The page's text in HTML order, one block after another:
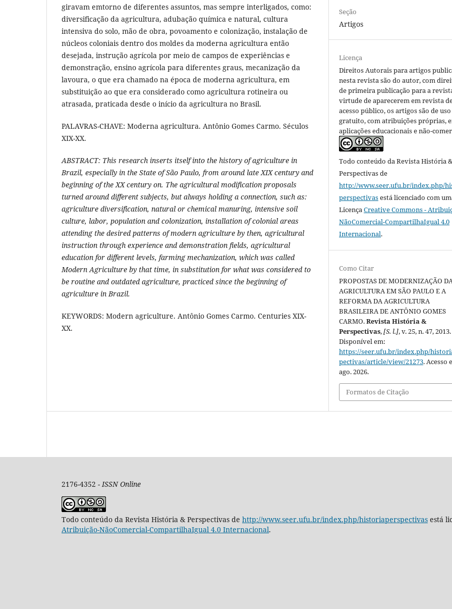
giravam emtorno de diferentes assuntos, mas sempre interligados, como:
diversificação da agricultura, adubação química e natural, cultura
intensiva do solo, mão de obra, povoamento e colonização, instalação de
núcleos coloniais dentro dos moldes da moderna agricultura então
desejada, instrução agrícola por meio de campos de experiências e
demonstração, ensino agrícola para diferentes graus, mecanização da
lavoura, o que era chamado na época de moderna agricultura, em
substituição ao que era considerado como agricultura rotineira ou
atrasada, praticada desde o início da agricultura no Brasil.
PALAVRAS-CHAVE: Moderna agricultura. Antônio Gomes Carmo. Séculos
XIX-XX.
ABSTRACT: This research inserts itself into the history of agriculture in
Brazil, especially in the State of São Paulo, from around late XIX century and
beginning of the XX century on. The agricultural modification proposals
turned around different subjects, but always holding a connection, such as:
agriculture diversification, natural or chemical manuring, intensive soil
culture, labor, population and colonization, installation of colonial areas
attending the desired patterns of modern agriculture by then, agricultural
instruction through experience and demonstration fields, agricultural
education for different levels, farming mechanization, which was called
Modern Agriculture by that time, in substitution for what was considered to
be routine and outdated agriculture, practiced since the beginning of
agriculture in Brazil.
KEYWORDS: Modern agriculture. Antônio Gomes Carmo. Centuries XIX-
XX.
Seção
Artigos
Licença
Direitos Autorais para artigos
nesta revista são do autor, com
de primeira publicação para a
virtude de aparecerem em revista
acesso público, os artigos são de uso
gratuito, com atribuições próprias,
aplicações educacionais e não-
Todo conteúdo da Revista História
Perspectivasde
http://www.seer.ufu.br/index.php/
perspectivasestá licenciado com
LicençaCreative Commons -
NãoComercial-CompartilhaIgual 4.0
Internacional.
Como Citar
PROPOSTAS DE MODERNIZAÇÃO
AGRICULTURA EM SÃO PAULO E A
REFORMA DA AGRICULTURA
BRASILEIRA DE ANTÔNIO GOMES
CARMO.Revista História &
Perspectivas,[S. l.], v. 25, n. 47, 2013.
Disponível em:
https://seer.ufu.br/index.php/
pectivas/article/view/21273. Acesso
ago. 2026.
Formatos de Citação
2176-4352 - ISSN Online
Todo conteúdo da Revista História & Perspectivas de http://www.seer.ufu.br/index.php/historiaperspectivas está
Atribuição-NãoComercial-CompartilhaIgual 4.0 Internacional.